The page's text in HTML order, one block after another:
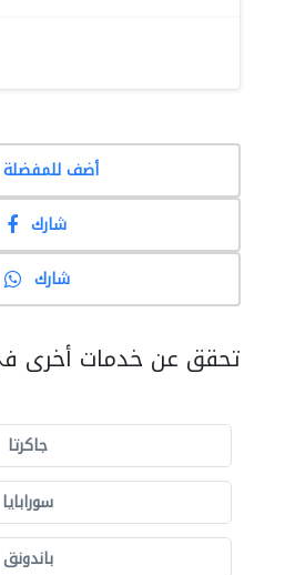
أضف للمفضلة
شارك
شارك
تحقق عن خدمات أخرى
جاكرتا
سورابايا
باندونق